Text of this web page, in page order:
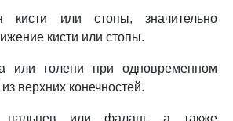
кисти или стопы, значительно
кисти или стопы.
или голени при одновременном
верхних конечностей.
пальцев или фаланг, а также